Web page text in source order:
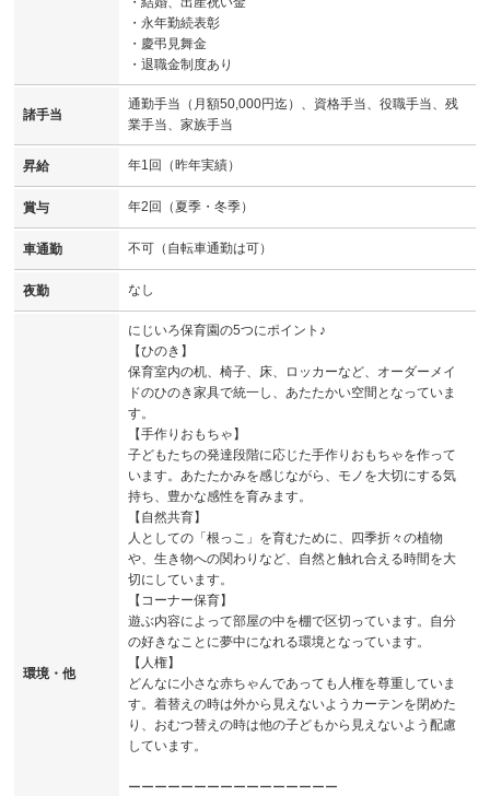
・永年勤続表彰
・慶弔見舞金
・退職金制度あり
諸手当
通勤手当（月額50,000円迄）、資格手当、役職手当、残
業手当、家族手当
昇給 年1回（昨年実績）
賞与 年2回（夏季・冬季）
車通勤 不可（自転車通勤は可）
夜勤 なし
環境・他
にじいろ保育園の5つにポイント♪
【ひのき】
保育室内の机、椅子、床、ロッカーなど、オーダーメイ
ドのひのき家具で統一し、あたたかい空間となっていま
す。
【手作りおもちゃ】
子どもたちの発達段階に応じた手作りおもちゃを作って
います。あたたかみを感じながら、モノを大切にする気
持ち、豊かな感性を育みます。
【自然共育】
人としての「根っこ」を育むために、四季折々の植物
や、生き物への関わりなど、自然と触れ合える時間を大
切にしています。
【コーナー保育】
遊ぶ内容によって部屋の中を棚で区切っています。自分
の好きなことに夢中になれる環境となっています。
【人権】
どんなに小さな赤ちゃんであっても人権を尊重していま
す。着替えの時は外から見えないようカーテンを閉めた
り、おむつ替えの時は他の子どもから見えないよう配慮
しています。
ーーーーーーーーーーーーーーーー